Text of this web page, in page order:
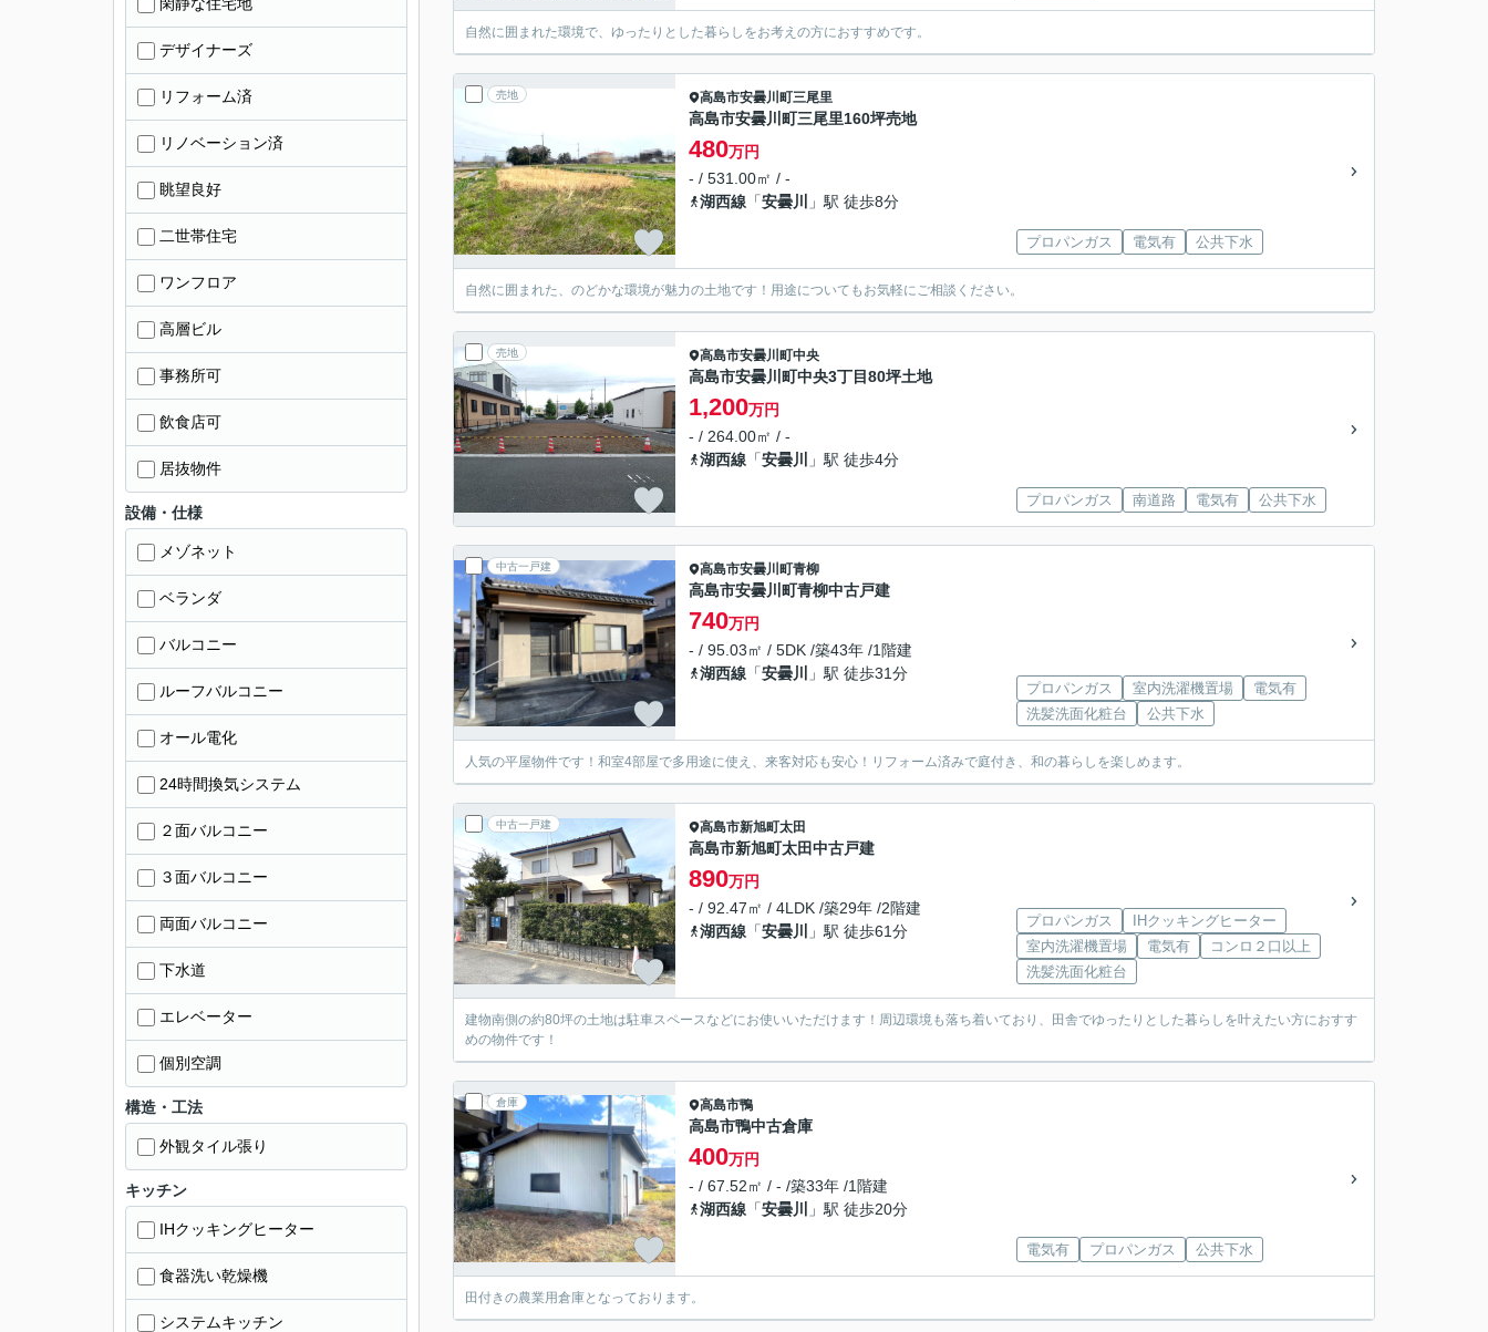
自然に囲まれた環境で、ゆったりとした暮らしをお考えの方におすすめです。
売地 高島市安曇川町三尾里
高島市安曇川町三尾里160坪売地
480万円
- / 531.00㎡ / -
湖西線 「安曇川 」駅 徒歩8分
プロパンガス 電気有 公共下水
自然に囲まれた、のどかな環境が魅力の土地です！用途についてもお気軽にご相談ください。
売地 高島市安曇川町中央
高島市安曇川町中央3丁目80坪土地
1,200万円
- / 264.00㎡ / -
湖西線 「安曇川 」駅 徒歩4分
プロパンガス 南道路 電気有 公共下水
中古一戸建 高島市安曇川町青柳
高島市安曇川町青柳中古戸建
740万円
- / 95.03㎡ / 5DK /築43年 /1階建
湖西線 「安曇川 」駅 徒歩31分
プロパンガス 室内洗濯機置場
電気有
洗髪洗面化粧台
公共下水
人気の平屋物件です！和室4部屋で多用途に使え、来客対応も安心！リフォーム済みで庭付き、和の暮らしを楽しめます。
中古一戸建 高島市新旭町太田
高島市新旭町太田中古戸建
890万円
- / 92.47㎡ / 4LDK /築29年 /2階建
湖西線 「安曇川 」駅 徒歩61分
プロパンガス
IHクッキングヒーター
室内洗濯機置場
電気有
コンロ２口以上
洗髪洗面化粧台
建物南側の約80坪の土地は駐車スペースなどにお使いいただけます！周辺環境も落ち着いており、田舎でゆったりとした暮らしを叶えたい方におすす
めの物件です！
倉庫 高島市鴨
高島市鴨中古倉庫
400万円
- / 67.52㎡ / - /築33年 /1階建
湖西線 「安曇川 」駅 徒歩20分
電気有 プロパンガス 公共下水
田付きの農業用倉庫となっております。
デザイナーズ
リフォーム済
リノベーション済
眺望良好
二世帯住宅
ワンフロア
高層ビル
事務所可
飲食店可
居抜物件
設備・仕様
メゾネット
ベランダ
バルコニー
ルーフバルコニー
オール電化
24時間換気システム
２面バルコニー
３面バルコニー
両面バルコニー
下水道
エレベーター
個別空調
構造・工法
外観タイル張り
キッチン
IHクッキングヒーター
食器洗い乾燥機
システムキッチン